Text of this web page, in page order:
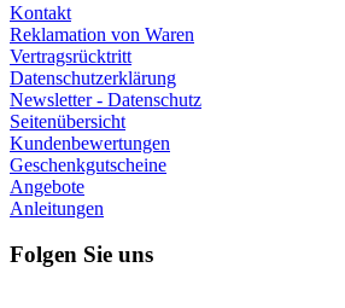
Kontakt
Reklamation von Waren
Vertragsrücktritt
Datenschutzerklärung
Newsletter - Datenschutz
Seitenübersicht
Kundenbewertungen
Geschenkgutscheine
Angebote
Anleitungen
Folgen Sie uns